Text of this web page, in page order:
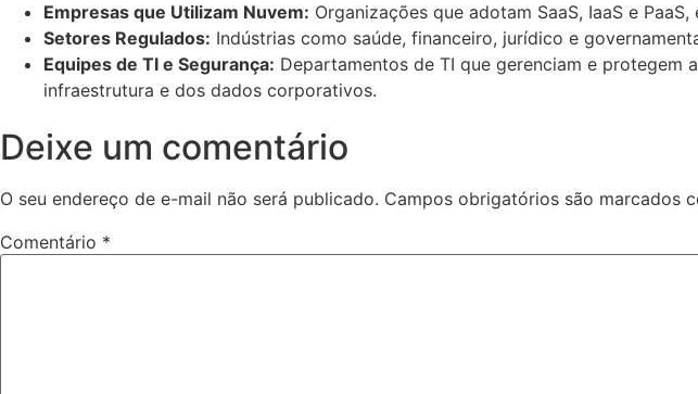
Empresas que Utilizam Nuvem: Organizações que adotam SaaS, IaaS e
Setores Regulados: Indústrias como saúde, financeiro, jurídico e
Equipes de TI e Segurança: Departamentos de TI que gerenciam e protegem
infraestrutura e dos dados corporativos.
Deixe um comentário
O seu endereço de e-mail não será publicado. Campos obrigatórios são marcados
Comentário *